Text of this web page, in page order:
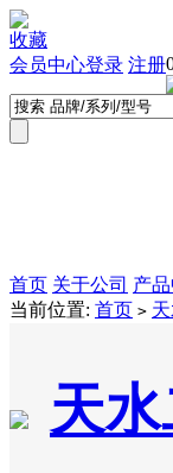
收藏
登录 注册
会员中心
首页 关于公司 产
当前位置: 首页 >
天